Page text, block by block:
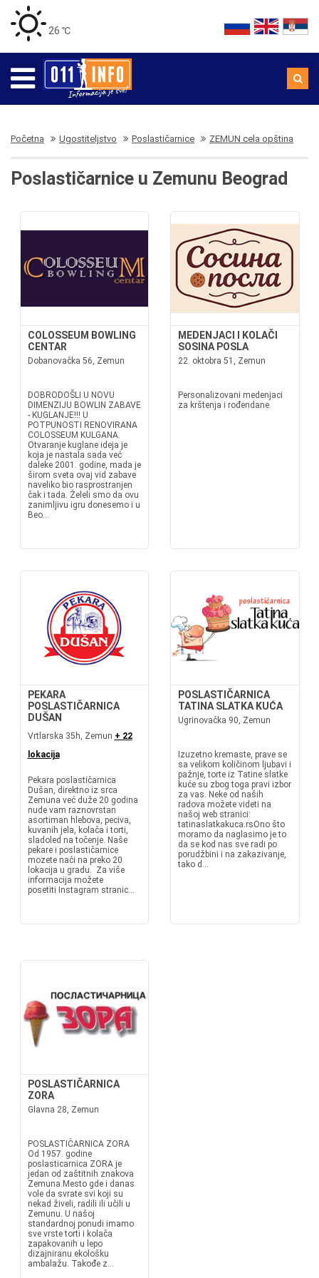
26 ℃
Početna Ugostiteljstvo Poslastičarnice ZEMUN cela opština
Poslastičarnice u Zemunu Beograd
COLOSSEUM BOWLING
CENTAR
Dobanovačka 56, Zemun
DOBRODOŠLI U NOVU
DIMENZIJU BOWLIN ZABAVE
- KUGLANJE!!! U
POTPUNOSTI RENOVIRANA
COLOSSEUM KULGANA.
Otvaranje kuglane ideja je
koja je nastala sada već
daleke 2001. godine, mada je
širom sveta ovaj vid zabave
naveliko bio rasprostranjen
čak i tada. Želeli smo da ovu
zanimljivu igru donesemo i u
Beo...
MEDENJACI I KOLAČI
SOSINA POSLA
22. oktobra 51, Zemun
Personalizovani medenjaci
za krštenja i rođendane.
PEKARA
POSLASTIČARNICA
DUŠAN
Vrtlarska 35h, Zemun + 22
lokacija
Pekara poslastičarnica
Dušan, direktno iz srca
Zemuna već duže 20 godina
nude vam raznovrstan
asortiman hlebova, peciva,
kuvanih jela, kolača i torti,
sladoled na točenje. Naše
pekare i poslastičarnice
mozete naći na preko 20
lokacija u gradu. Za više
informacija možete
posetiti Instagram stranic...
POSLASTIČARNICA
TATINA SLATKA KUĆA
Ugrinovačka 90, Zemun
Izuzetno kremaste, prave se
sa velikom količinom ljubavi i
pažnje, torte iz Tatine slatke
kuće su zbog toga pravi izbor
za vas. Neke od naših
radova možete videti na
našoj web stranici:
tatinaslatkakuca.rsOno što
moramo da naglasimo je to
da se kod nas sve radi po
porudžbini i na zakazivanje,
tako d...
POSLASTIČARNICA
ZORA
Glavna 28, Zemun
POSLASTIČARNICA ZORA
Od 1957. godine
poslasticarnica ZORA je
jedan od zaštitnih znakova
Zemuna.Mesto gde i danas
vole da svrate svi koji su
nekad živeli, radili ili učili u
Zemunu. U našoj
standardnoj ponudi imamo
sve vrste torti i kolača
zapakovanih u lepo
dizajniranu ekološku
ambalažu. Takođe z...